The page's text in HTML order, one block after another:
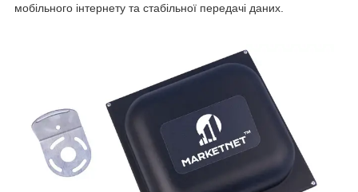
мобільного інтернету та стабільної передачі даних.